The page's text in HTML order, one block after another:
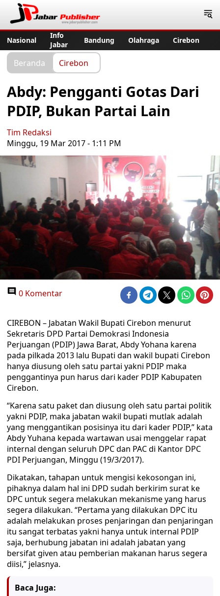
Nasional
Info
Jabar
Bandung Olahraga Cirebon
Beranda Cirebon
Abdy: Pengganti Gotas Dari
PDIP, Bukan Partai Lain
Tim Redaksi
Minggu, 19 Mar 2017 - 1:11 PM
0 Komentar
CIREBON – Jabatan Wakil Bupati Cirebon menurut
Sekretaris DPD Partai Demokrasi Indonesia
Perjuangan (PDIP) Jawa Barat, Abdy Yohana karena
pada pilkada 2013 lalu Bupati dan wakil bupati Cirebon
hanya diusung oleh satu partai yakni PDIP maka
penggantinya pun harus dari kader PDIP Kabupaten
Cirebon.
“Karena satu paket dan diusung oleh satu partai politik
yakni PDIP, maka jabatan wakil bupati mutlak adalah
yang menggantikan posisinya itu dari kader PDIP,” kata
Abdy Yuhana kepada wartawan usai menggelar rapat
internal dengan seluruh DPC dan PAC di Kantor DPC
PDI Perjuangan, Minggu (19/3/2017).
Dikatakan, tahapan untuk mengisi kekosongan ini,
pihaknya dalam hal ini DPD sudah berkirim surat ke
DPC untuk segera melakukan mekanisme yang harus
segera dilakukan. “Pertama yang dilakukan DPC itu
adalah melakukan proses penjaringan dan penjaringan
itu sangat terbatas yakni hanya untuk internal PDIP
saja, berhubung jabatan ini adalah jabatan yang
bersifat given atau pemberian makanan harus segera
diisi,” jelasnya.
Baca Juga: